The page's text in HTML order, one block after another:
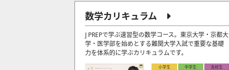
数学カリキュラム
J PREPで学ぶ速習型の数学コース。東京大学・京都大
学・医学部を始めとする難関大学入試で重要な基礎
力を体系的に学ぶカリキュラムです。
小学生 中学生 高校生